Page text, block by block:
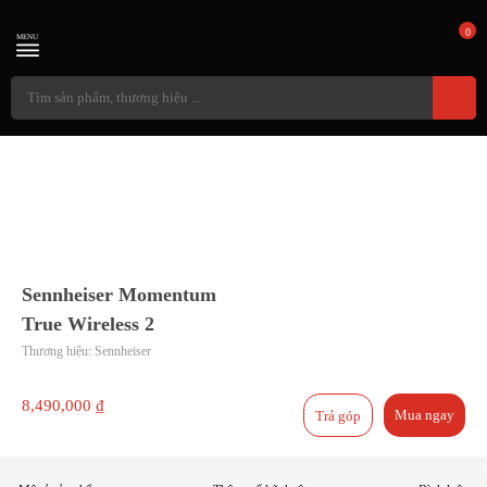
0
MENU
Sennheiser Momentum
True Wireless 2
Thương hiệu: Sennheiser
8,490,000 ₫
Trả góp Mua ngay